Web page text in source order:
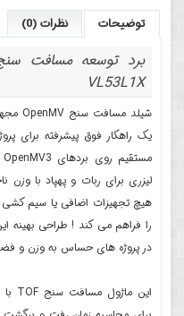
توضیحات نظرات (0)
VL53L1X
یک راهکار فوق پیشرفته برای
هیچ تجهیزات اضافی یا سیم
را فراهم می کند ! طراحی
در پروژه های حساس به وزن و